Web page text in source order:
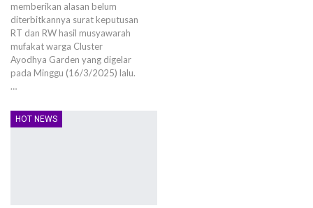
memberikan alasan belum
diterbitkannya surat keputusan
RT dan RW hasil musyawarah
mufakat warga Cluster
Ayodhya Garden yang digelar
pada Minggu (16/3/2025) lalu.
…
HOT NEWS